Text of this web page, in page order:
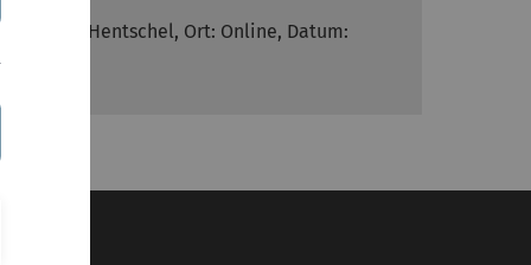
Kirindi-Hentschel, Ort: Online, Datum: